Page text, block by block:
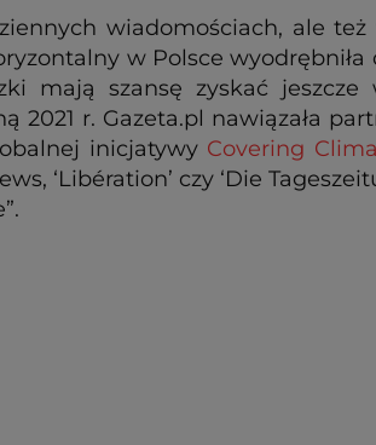
wiadomościach, ale też
w Polsce wyodrębniła
mają szansę zyskać jeszcze
r. Gazeta.pl nawiązała
inicjatywy Covering
‘Libération’ czy ‘Die